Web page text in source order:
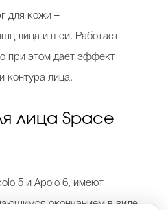
для кожи –
лица и шеи. Работает
при этом дает эффект
контура лица.
лица Space
5 и Apolo 6, имеют
окончанием в виде